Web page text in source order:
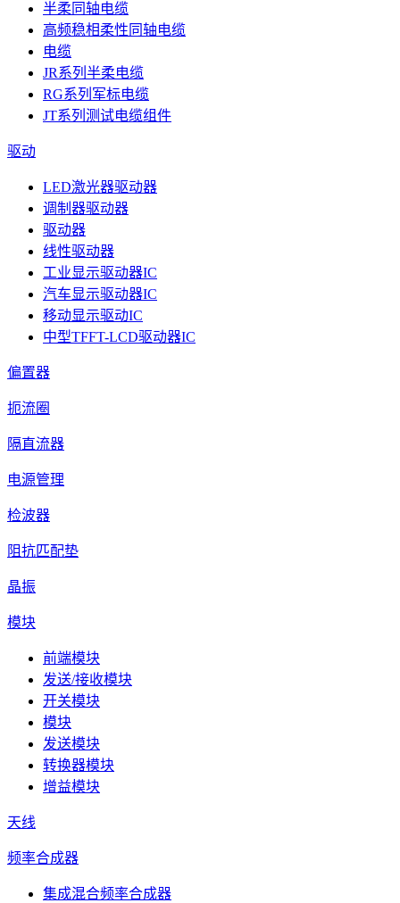
半柔同轴电缆
高频稳相柔性同轴电缆
电缆
JR系列半柔电缆
RG系列军标电缆
JT系列测试电缆组件
驱动
LED激光器驱动器
调制器驱动器
驱动器
线性驱动器
工业显示驱动器IC
汽车显示驱动器IC
移动显示驱动IC
中型TFFT-LCD驱动器IC
偏置器
扼流圈
隔直流器
电源管理
检波器
阻抗匹配垫
晶振
模块
前端模块
发送/接收模块
开关模块
模块
发送模块
转换器模块
增益模块
天线
频率合成器
集成混合频率合成器